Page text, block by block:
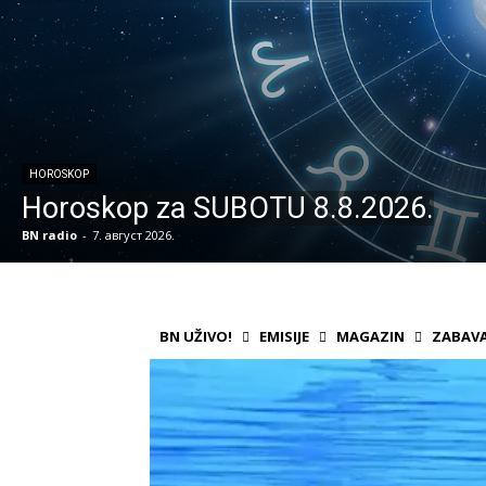
HOROSKOP
Horoskop za SUBOTU 8.8.2026.
BN radio - 7. август 2026.
BN UŽIVO! EMISIJE MAGAZIN